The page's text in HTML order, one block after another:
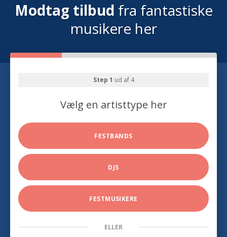
Modtag tilbud fra fantastiske
musikere her
Step 1 ud af 4
Vælg en artisttype her
FESTBANDS
DJS
FESTMUSIKERE
ELLER